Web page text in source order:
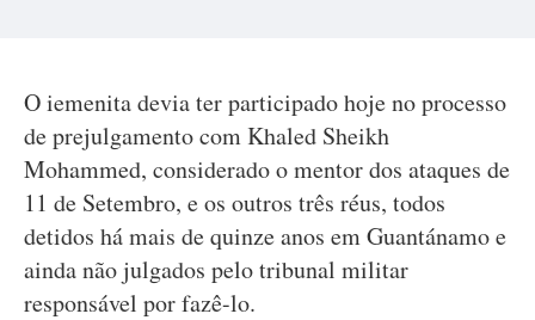
O iemenita devia ter participado hoje no processo
de prejulgamento com Khaled Sheikh
Mohammed, considerado o mentor dos ataques de
11 de Setembro, e os outros três réus, todos
detidos há mais de quinze anos em Guantánamo e
ainda não julgados pelo tribunal militar
responsável por fazê-lo.